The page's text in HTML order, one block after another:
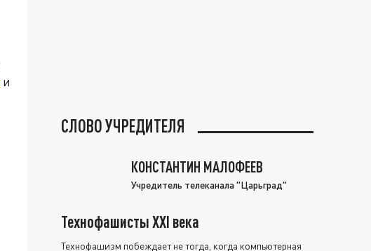
и
СЛОВО УЧРЕДИТЕЛЯ
КОНСТАНТИН МАЛОФЕЕВ
Учредитель телеканала "Царьград"
Технофашисты XXI века
Технофашизм побеждает не тогда, когда компьютерная